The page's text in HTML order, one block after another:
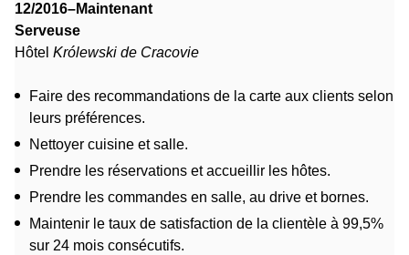
12/2016–Maintenant
Serveuse
Hôtel Królewski de Cracovie
Faire des recommandations de la carte aux clients selon
leurs préférences.
Nettoyer cuisine et salle.
Prendre les réservations et accueillir les hôtes.
Prendre les commandes en salle, au drive et bornes.
Maintenir le taux de satisfaction de la clientèle à 99,5%
sur 24 mois consécutifs.